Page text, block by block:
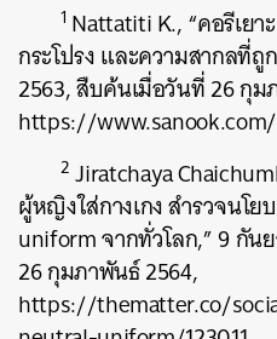
1 Nattatiti K., “คอรีเย
กระโปรง และความสากลที่ถู
2563, สืบค้นเมื่อวันที่ 26 กุม
https://
2 Jiratchaya
ผู้หญิงใส่กางเกง สำรวจนโ
uniform จากทั่วโลก,” 9 กั
26 กุมภาพันธ์ 2564,
https://thematter.co/